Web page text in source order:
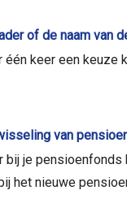
of de naam van
één keer een keuze
van
bij je
het nieuwe